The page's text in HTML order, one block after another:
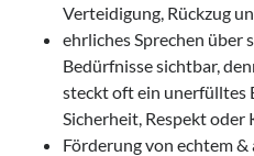
Verteidigung, Rückzug
ehrliches Sprechen über
Bedürfnisse sichtbar,
steckt oft ein unerfülltes
Sicherheit, Respekt oder
Förderung von echtem